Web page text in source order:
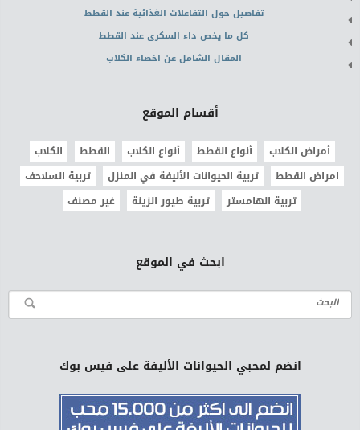
تفاصيل حول التفاعلات الغذائية عند القطط
كل ما يخص داء السكرى عند القطط
المقال الشامل عن اخصاء الكلاب
أقسام الموقع
أمراض الكلاب أنواع القطط أنواع الكلاب القطط
الكلاب
امراض القطط
تربية الحيوانات الأليفة في المنزل
تربية السلاحف
تربية الهامستر
تربية طيور الزينة غير مصنف
ابحث في الموقع
انضم لمحبي الحيوانات الأليفة على فيس بوك